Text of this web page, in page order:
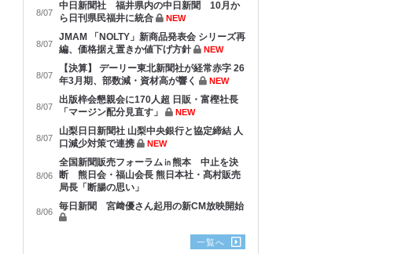
8/07
中日新聞社 福井県内の中日新聞 10月か
ら日刊県民福井に統合
NEW
8/07
JMAM 「NOLTY」新商品発表会 シリーズ再
編、価格据え置きか値下げ方針
NEW
8/07
【決算】 デーリー東北新聞社が経常赤字 26
年3月期、部数減・資材高が響く
NEW
8/07
出版梓会懇親会に170人超 日販・富樫社長
「マージン配分見直す」
NEW
8/07
山梨日日新聞社 山梨中央銀行と協定締結 人
口減少対策で連携
NEW
8/06
全国新聞販売フォーラム㏌熊本 中止を決
断 熊日会・福山会長 熊日本社・髙村販売
局長「断腸の思い」
8/06 毎日新聞 宮﨑優さん起用の新CM放映開始
一覧へ